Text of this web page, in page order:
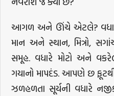
આગળ અને ઊંચે એટલે? વધારે
માન અને સ્થાન, મિત્રો,
સમૂહ. વધારે મોટો અને
ગયાનો માપદંડ. આપણે છ
ઝળહળતા સૂર્યની વધારે